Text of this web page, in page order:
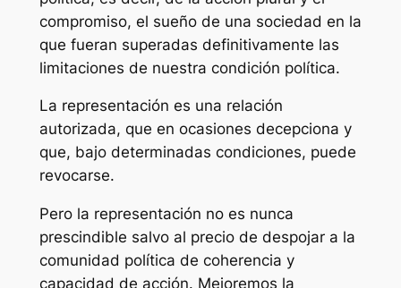
compromiso, el sueño de una sociedad en la
que fueran superadas definitivamente las
limitaciones de nuestra condición política.
La representación es una relación
autorizada, que en ocasiones decepciona y
que, bajo determinadas condiciones, puede
revocarse.
Pero la representación no es nunca
prescindible salvo al precio de despojar a la
comunidad política de coherencia y
capacidad de acción. Mejoremos la